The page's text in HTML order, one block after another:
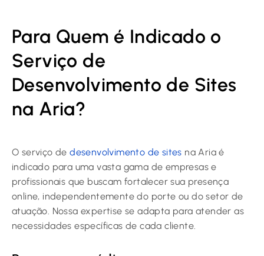
Para Quem é Indicado o
Serviço de
Desenvolvimento de Sites
na Aria?
O serviço dedesenvolvimento de sites na Aria é
indicado para uma vasta gama de empresas e
profissionais que buscam fortalecer sua presença
online, independentemente do porte ou do setor de
atuação. Nossa expertise se adapta para atender as
necessidades específicas de cada cliente.